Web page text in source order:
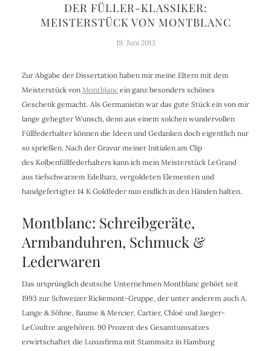
DER FÜLLER-KLASSIKER:
MEISTERSTÜCK VON MONTBLANC
19. Juni 2013
Zur Abgabe der Dissertation haben mir meine Eltern mit dem
Meisterstück von Montblancein ganz besonders schönes
Geschenk gemacht. Als Germanistin war das gute Stück ein von mir
lange gehegter Wunsch, denn aus einem solchen wundervollen
Füllfederhalter können die Ideen und Gedanken doch eigentlich nur
so sprießen. Nach der Gravur meiner Initialen am Clip
des Kolbenfüllfederhalters kann ich mein Meisterstück LeGrand
aus tiefschwarzem Edelharz, vergoldeten Elementen und
handgefertigter 14 K Goldfeder nun endlich in den Händen halten.
Montblanc: Schreibgeräte,
Armbanduhren, Schmuck &
Lederwaren
Das ursprünglich deutsche Unternehmen Montblanc gehört seit
1993 zur Schweizer Rickemont-Gruppe, der unter anderem auch A.
Lange & Söhne, Baume & Mercier, Cartier, Chloé und Jaeger-
LeCoultre angehören. 90 Prozent des Gesamtumsatzes
erwirtschaftet die Luxusfirma mit Stammsitz in Hamburg